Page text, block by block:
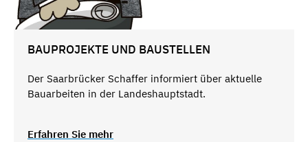
BAUPROJEKTE UND BAUSTELLEN
Der Saarbrücker Schaffer informiert über aktuelle
Bauarbeiten in der Landeshauptstadt.
Erfahren Sie mehr